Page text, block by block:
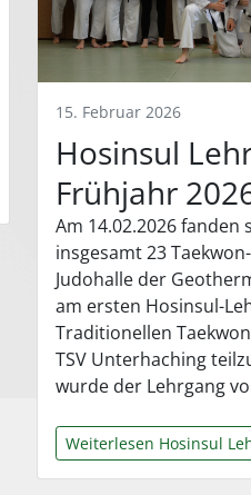
15. Februar 2026
Hosinsul
Frühjahr
Am 14.02.2026 fanden
insgesamt 23
Judohalle der
am ersten Hosinsul-
Traditionellen
TSV Unterhaching
wurde der Lehrgang
Weiterlesen Hosinsul